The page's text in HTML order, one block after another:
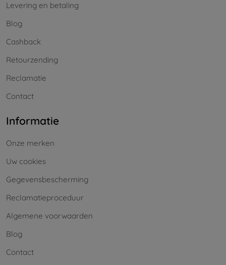
Levering en betaling
Blog
Cashback
Retourzending
Reclamatie
Contact
Informatie
Onze merken
Uw cookies
Gegevensbescherming
Reclamatieproceduur
Algemene voorwaarden
Blog
Contact